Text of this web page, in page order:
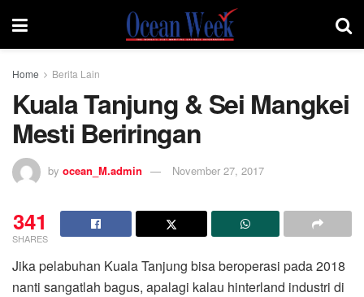
Home Berita Lain
Kuala Tanjung & Sei Mangkei
Mesti Beriringan
by ocean_M.admin November 27, 2017
341
SHARES
Jika pelabuhan Kuala Tanjung bisa beroperasi pada 2018
nanti sangatlah bagus, apalagi kalau hinterland industri di